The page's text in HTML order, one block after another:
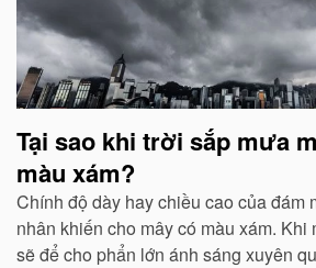
Tại sao khi trời sắp mưa
màu xám?
Chính độ dày hay chiều cao của đám
nhân khiến cho mây có màu xám. Khi
sẽ để cho phẩn lớn ánh sáng xuyên